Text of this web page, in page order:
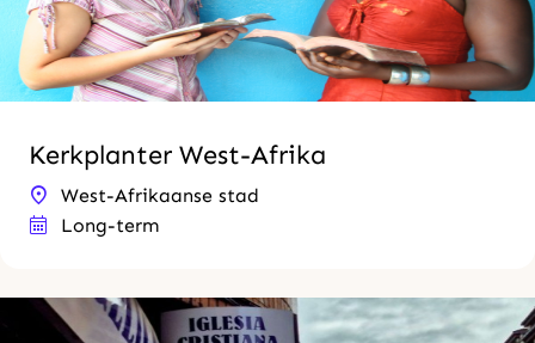
Kerkplanter West-Afrika
West-Afrikaanse stad
Long-term